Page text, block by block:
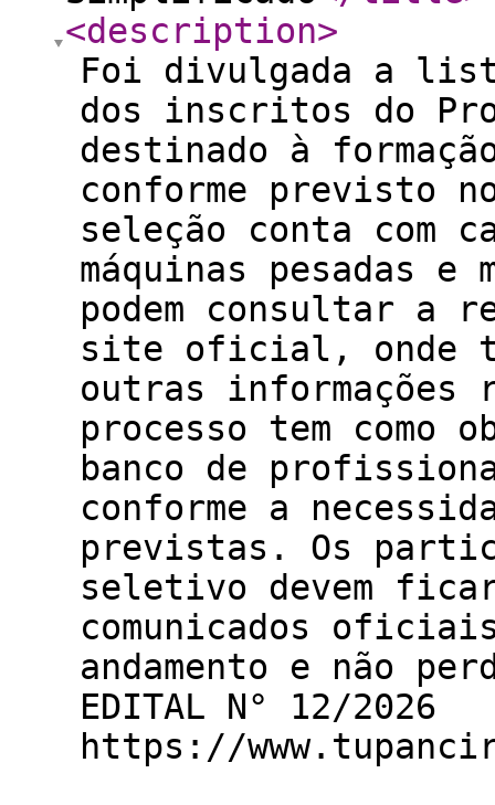
<description>
Foi divulgada a
dos inscritos do
destinado à
conforme previsto
seleção conta com
máquinas pesadas
podem consultar a
site oficial, onde
outras informações
processo tem como
banco de
conforme a
previstas. Os
seletivo devem
comunicados
andamento e não
EDITAL N° 12/2026
https://